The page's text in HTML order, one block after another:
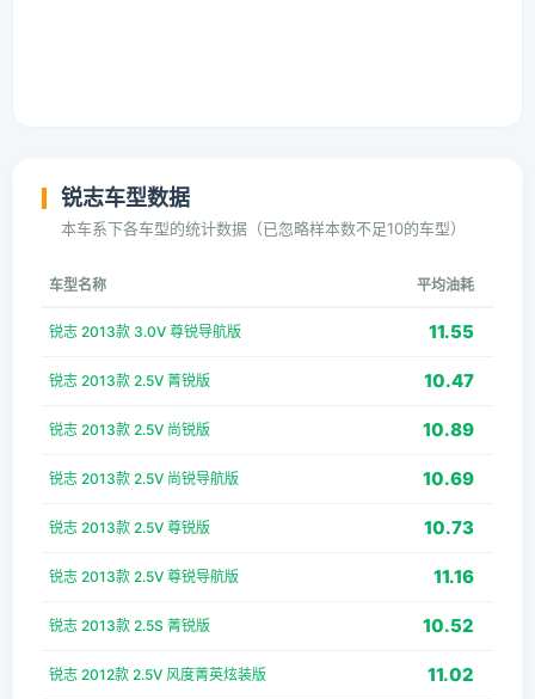
锐志车型数据
本车系下各车型的统计数据（已忽略样本数不足10的车型）
车型名称 平均油耗
锐志 2013款 3.0V 尊锐导航版 11.55
锐志 2013款 2.5V 菁锐版 10.47
锐志 2013款 2.5V 尚锐版 10.89
锐志 2013款 2.5V 尚锐导航版 10.69
锐志 2013款 2.5V 尊锐版 10.73
锐志 2013款 2.5V 尊锐导航版 11.16
锐志 2013款 2.5S 菁锐版 10.52
锐志 2012款 2.5V 风度菁英炫装版 11.02